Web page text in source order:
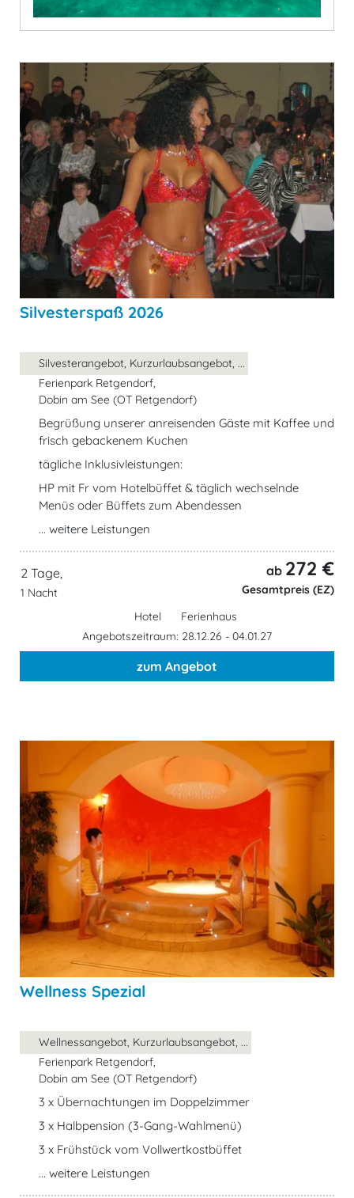
Silvesterspaß 2026
Silvesterangebot, Kurzurlaubsangebot, ...
Ferienpark Retgendorf,
Dobin am See (OT Retgendorf)
Begrüßung unserer anreisenden Gäste mit Kaffee und
frisch gebackenem Kuchen
tägliche Inklusivleistungen:
HP mit Fr vom Hotelbüffet & täglich wechselnde
Menüs oder Büffets zum Abendessen
... weitere Leistungen
2 Tage,
1 Nacht
ab 272 €
Gesamtpreis (EZ)
Hotel
Ferienhaus
Angebotszeitraum: 28.12.26 - 04.01.27
zum Angebot
Wellness Spezial
Wellnessangebot, Kurzurlaubsangebot, ...
Ferienpark Retgendorf,
Dobin am See (OT Retgendorf)
3 x Übernachtungen im Doppelzimmer
3 x Halbpension (3-Gang-Wahlmenü)
3 x Frühstück vom Vollwertkostbüffet
... weitere Leistungen